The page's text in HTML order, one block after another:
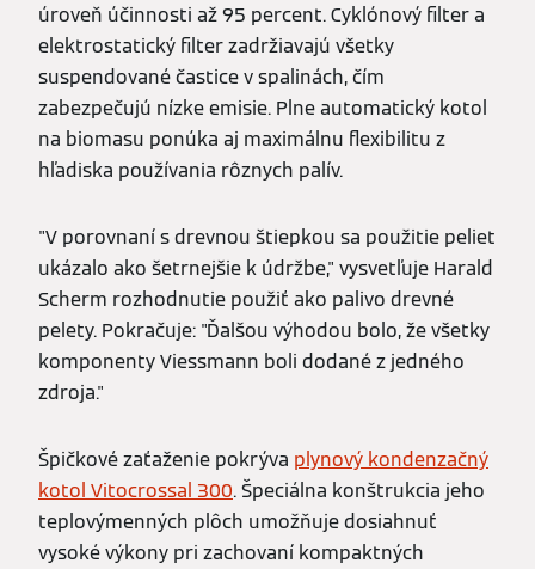
úroveň účinnosti až 95 percent. Cyklónový filter a
elektrostatický filter zadržiavajú všetky
suspendované častice v spalinách, čím
zabezpečujú nízke emisie. Plne automatický kotol
na biomasu ponúka aj maximálnu flexibilitu z
hľadiska používania rôznych palív.
"V porovnaní s drevnou štiepkou sa použitie peliet
ukázalo ako šetrnejšie k údržbe," vysvetľuje Harald
Scherm rozhodnutie použiť ako palivo drevné
pelety. Pokračuje: "Ďalšou výhodou bolo, že všetky
komponenty Viessmann boli dodané z jedného
zdroja."
Špičkové zaťaženie pokrýva plynový kondenzačný
kotol Vitocrossal 300. Špeciálna konštrukcia jeho
teplovýmenných plôch umožňuje dosiahnuť
vysoké výkony pri zachovaní kompaktných